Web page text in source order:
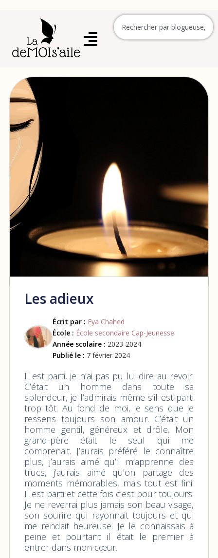
Les adieux
Écrit par : Eya Chahed
École : École secondaire Cap-Jeunesse
Année scolaire : 2023-2024
Publié le : 7 février 2024
Il est parti, je n’ai pas pu lui dire au revoir.
C’était un homme dans toute sa
splendeur, je l’admirais même s’il est parti
trop tôt. Au fond de moi, je sens que je
ressens toujours son amour. C’était un
homme gentil, généreux et drôle. Mon
grand-père était le seul qui me
comprenait. J’aurais préféré le connaître
plus, j’aurais aimé qu’il m’apprenne des
trucs, j’aurais aimé qu’on partage des
moments mémorables, mais tout est fini.
Il est parti et cette fois c’est pour toujours.
Je ne reverrai plus jamais son beau visage,
son sourire qui rayonnait toujours et qui
me rendait heureuse. Je le connaissais à
peine et pourtant il était le premier à
entrer dans mon cœur.